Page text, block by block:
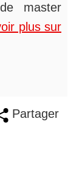
master
plus sur
Partager